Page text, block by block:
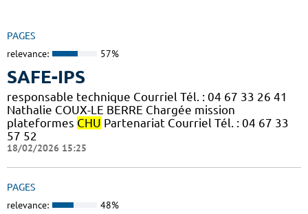
PAGES
relevance: 57%
SAFE-IPS
responsable technique Courriel Tél. : 04 67 33 26 41
Nathalie COUX-LE BERRE Chargée mission
plateformes CHU Partenariat Courriel Tél. : 04 67 33
57 52
18/02/2026 15:25
PAGES
relevance: 48%